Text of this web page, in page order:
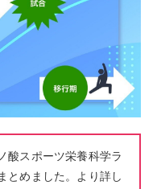
酸スポーツ栄養科学ラ
とめました。より詳し